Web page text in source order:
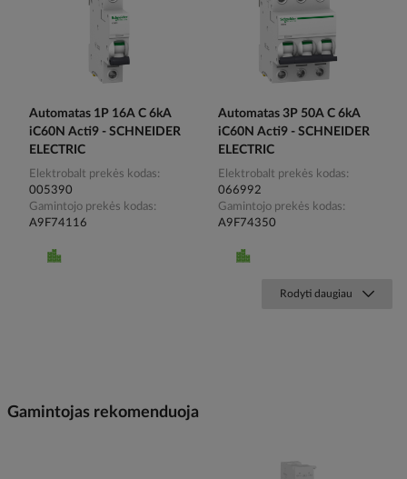
Automatas 1P 16A C 6kA
iC60N Acti9 - SCHNEIDER
ELECTRIC
Elektrobalt prekės kodas
005390
Gamintojo prekės kodas
A9F74116
Automatas 3P 50A C 6kA
iC60N Acti9 - SCHNEIDER
ELECTRIC
Elektrobalt prekės kodas
066992
Gamintojo prekės kodas
A9F74350
Rodyti daugiau
Gamintojas rekomenduoja